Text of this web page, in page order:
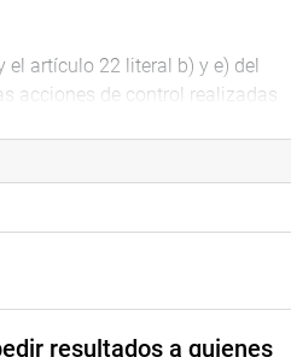
artículo 22 literal b) y e) del
acciones de control realizadas
invasivos con alta precisión y
resultados a quienes